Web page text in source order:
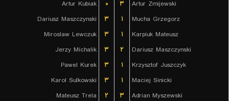
Artur Kubiak
۰ ۳
Artur Zmijewski
Dariusz Maszczynski
۳ ۱
Mucha Grzegorz
Miroslaw Lewczuk
۳ ۱
Karpiuk Mateusz
Jerzy Michalik
۳ ۲
Dariusz Maszczynski
Pawel Kurek
۳ ۱
Krzysztof Juszczyk
Karol Sulkowski
۳ ۱
Maciej Sinicki
Mateusz Trela
۲ ۳
Adrian Myszewski